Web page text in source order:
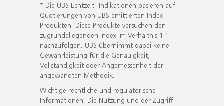
* Die UBS Echtzeit- Indikationen basieren auf
Quotierungen von UBS emittierten Index-
Produkten. Diese Produkte versuchen den
zugrundeliegenden Index im Verhältnis 1:1
nachzufolgen. UBS übernimmt dabei keine
Gewährleistung für die Genauigkeit,
Vollständigkeit oder Angemessenheit der
angewandten Methodik.
Wichtige rechtliche und regulatorische
Informationen. Die Nutzung und der Zugriff